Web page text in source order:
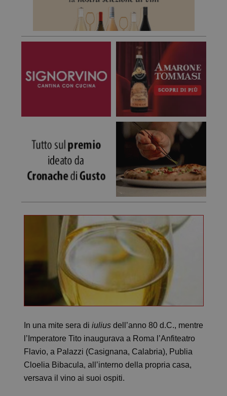
In una mite sera di iuliusdell’anno 80 d.C., mentre
l’Imperatore Tito inaugurava a Roma l’Anfiteatro
Flavio, a Palazzi (Casignana, Calabria), Publia
Cloelia Bibacula, all’interno della propria casa,
versava il vino ai suoi ospiti.